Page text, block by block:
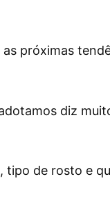
próximas
diz
tipo de rosto e